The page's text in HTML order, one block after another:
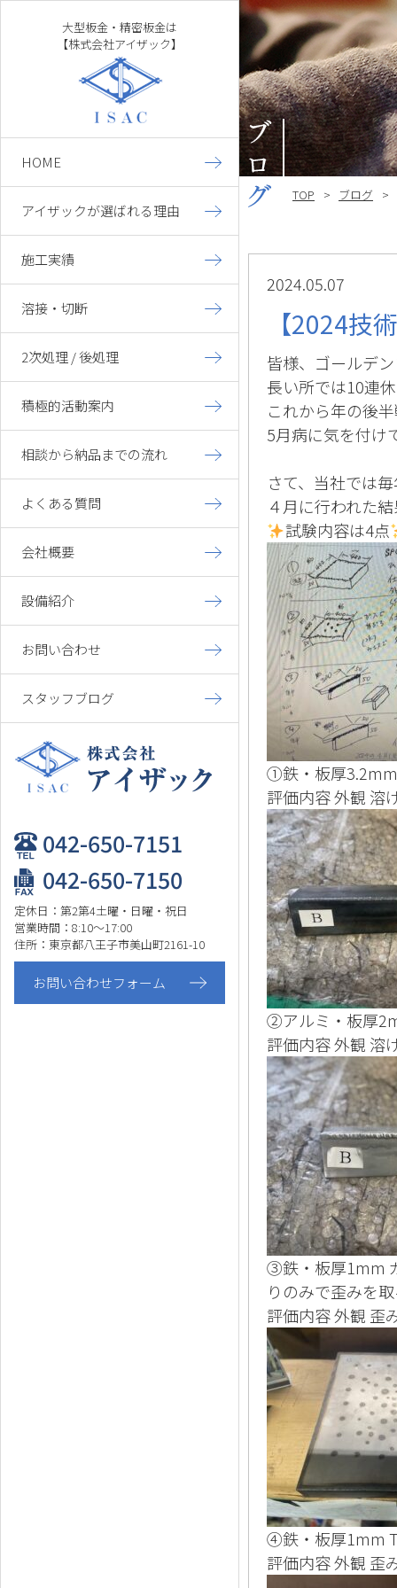
大型板金・精密板金は
【株式会社アイザック】
HOME
アイザックが選ばれる理由
施工実績
溶接・切断
2次処理 / 後処理
積極的活動案内
相談から納品までの流れ
よくある質問
会社概要
設備紹介
お問い合わせ
スタッフブログ
042-650-7151
042-650-7150
定休日：第2第4土曜・日曜・祝日
営業時間：8:10～17:00
住所：東京都八王子市美山町2161-10
お問い合わせフォーム
TOP ブログ
2024.05.07
【2024技
皆様、ゴールデ
長い所では10連
これから年の後
5月病に気を付け
さて、当社では
４月に行われた
試験内容は4点
①鉄・板厚
評価内容 外観 溶
②アルミ・板厚
評価内容 外観 溶
③鉄・板厚1mm
りのみで歪みを
評価内容 外観 歪
④鉄・板厚1mm
評価内容 外観 歪